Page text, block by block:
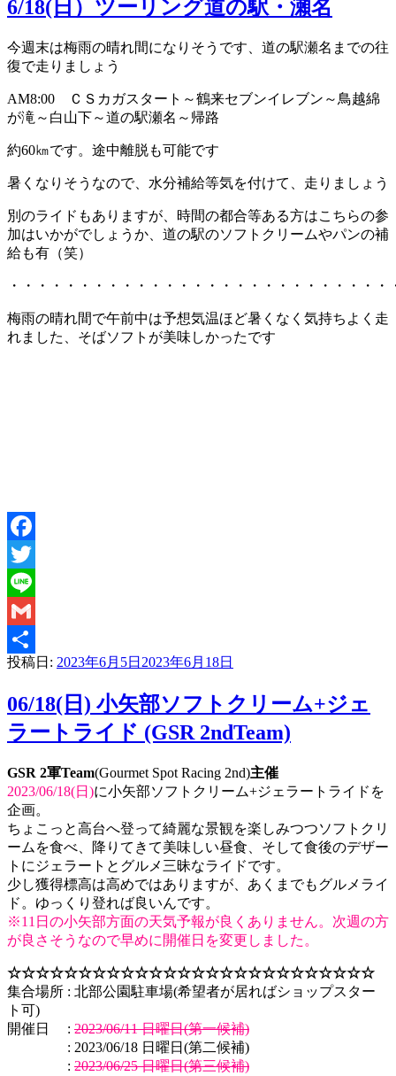
6/18(日）ツーリング道の駅・瀬名
今週末は梅雨の晴れ間になりそうです、道の駅瀬名までの往
復で走りましょう
AM8:00 ＣＳカガスタート～鶴来セブンイレブン～鳥越綿
が滝～白山下～道の駅瀬名～帰路
約60㎞です。途中離脱も可能です
暑くなりそうなので、水分補給等気を付けて、走りましょう
別のライドもありますが、時間の都合等ある方はこちらの参
加はいかがでしょうか、道の駅のソフトクリームやパンの補
給も有（笑）
・・・・・・・・・・・・・・・・・・・・・・・・・・・
梅雨の晴れ間で午前中は予想気温ほど暑くなく気持ちよく走
れました、そばソフトが美味しかったです
Facebook
Twitter
Line
Gmail
共
有
投稿日: 2023年6月5日 2023年6月18日
06/18(日) 小矢部ソフトクリーム+ジェ
ラートライド (GSR 2ndTeam)
GSR 2軍Team(Gourmet Spot Racing 2nd)主催
2023/06/18(日)に小矢部ソフトクリーム+ジェラートライドを
企画。
ちょこっと高台へ登って綺麗な景観を楽しみつつソフトクリ
ームを食べ、降りてきて美味しい昼食、そして食後のデザー
トにジェラートとグルメ三昧なライドです。
少し獲得標高は高めではありますが、あくまでもグルメライ
ド。ゆっくり登れば良いんです。
※11日の小矢部方面の天気予報が良くありません。次週の方
が良さそうなので早めに開催日を変更しました。
☆☆☆☆☆☆☆☆☆☆☆☆☆☆☆☆☆☆☆☆☆☆☆☆☆☆
集合場所 : 北部公園駐車場(希望者が居ればショップスター
ト可)
開催日 : 2023/06/11 日曜日(第一候補)
: 2023/06/18 日曜日(第二候補)
: 2023/06/25 日曜日(第三候補)